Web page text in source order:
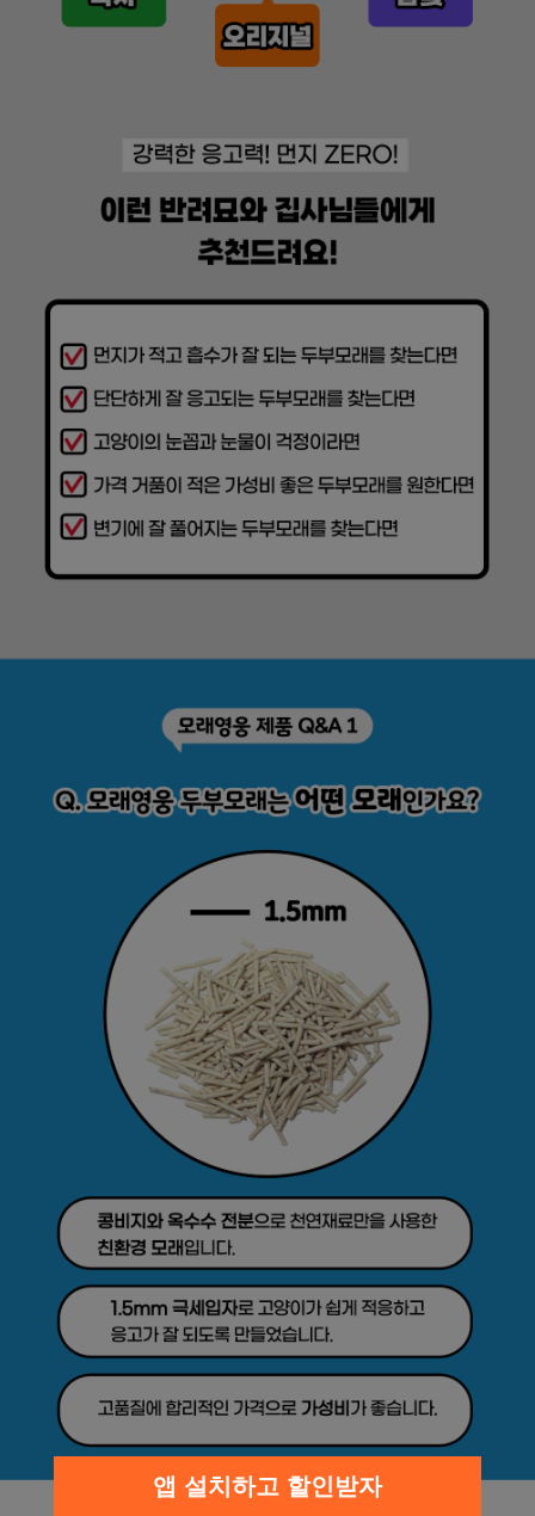
앱 설치하고 할인받자